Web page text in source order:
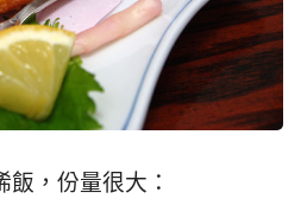
，份量很大：